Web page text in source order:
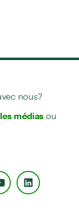
nous?
médias ou